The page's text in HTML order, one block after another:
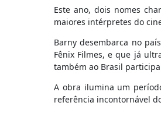
Este ano, dois nomes
maiores intérpretes do
Barny desembarca no
Fênix Filmes, e que já
também ao Brasil
A obra ilumina um
referência incontornável